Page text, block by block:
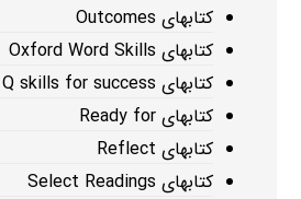
کتابهای Outcomes
کتابهای Oxford Word Skills
کتابهای Q skills for success
کتابهای Ready for
کتابهای Reflect
کتابهای Select Readings